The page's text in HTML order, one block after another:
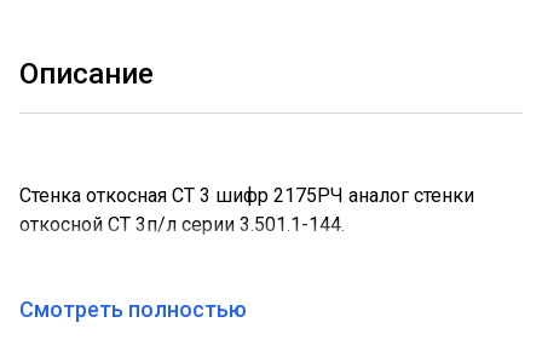
Описание
Стенка откосная СТ 3 шифр 2175РЧ аналог стенки
откосной СТ 3п/л серии 3.501.1-144.
Смотреть полностью